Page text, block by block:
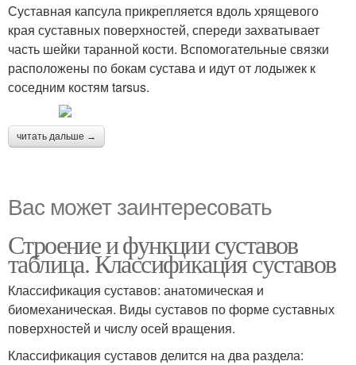
Суставная капсула прикрепляется вдоль хрящевого
края суставных поверхностей, спереди захватывает
часть шейки таранной кости. Вспомогательные связки
расположены по бокам сустава и идут от лодыжек к
соседним костям tarsus.
читать дальше →
Вас может заинтересовать
Строение и функции суставов
таблица. Классификация суставов
Классификация суставов: анатомическая и
биомеханическая. Виды суставов по форме суставных
поверхностей и числу осей вращения.
Классификация суставов делится на два раздела: